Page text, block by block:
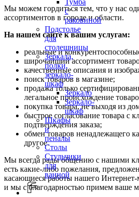
Тумба
с
раковиной
Подстолье
для
столешницы
Зеркала,
полки,
зеркало-
шкаф
Зеркало
Зеркало-
шкаф
Шкафы
и
пеналы
Столы
Стульчики
для
ванной
Мы можем гордиться тем, что у нас
ассортиментов в городе и области.
На нашем сайте к вашим услугам:
реальные и
широчайший ассортимент
качественные описания и
поиск товаров в магазине;
продажа только
легальное происхождение
покупка товара, не выходя из
быстрое согласование товара с
подтверждения заказа;
обмен товаров ненадлежащего
другое.
Мы всегда рады общению с нашими
есть какие-либо пожелания,
касающиеся работы нашего
и мы с благодарностью примем ваше